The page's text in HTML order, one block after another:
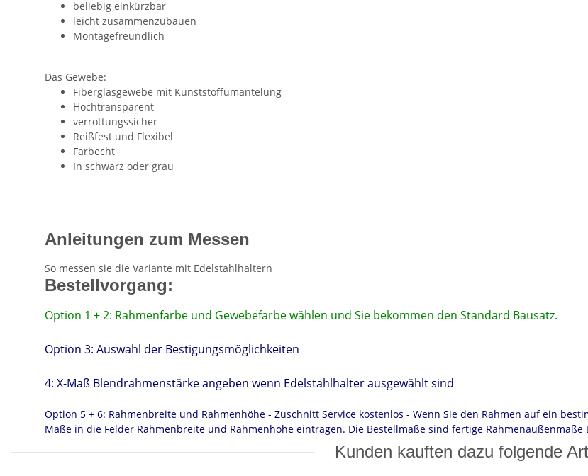
beliebig einkürzbar
leicht zusammenzubauen
Montagefreundlich
Das Gewebe:
Fiberglasgewebe mit Kunststoffumantelung
Hochtransparent
verrottungssicher
Reißfest und Flexibel
Farbecht
In schwarz oder grau
Anleitungen zum Messen
So messen sie die Variante mit Edelstahlhaltern
Bestellvorgang:
Option 1 + 2: Rahmenfarbe und Gewebefarbe wählen und Sie bekommen den Standard Bausatz.
Option 3: Auswahl der Bestigungsmöglichkeiten
4: X-Maß Blendrahmenstärke angeben wenn Edelstahlhalter ausgewählt sind
Option 5 + 6: Rahmenbreite und Rahmenhöhe - Zuschnitt Service kostenlos - Wenn Sie den Rahmen auf ein
Maße in die Felder Rahmenbreite und Rahmenhöhe eintragen. Die Bestellmaße sind fertige
Kunden kauften dazu folgende